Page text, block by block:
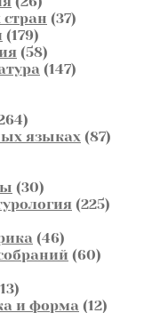
товаров
стран 3737
179179
товаров
5858
товаров
147147
264
товара
языках 8787
3030
товаров
225225
4646
товаров
6060
113
товаров
и форма 1212